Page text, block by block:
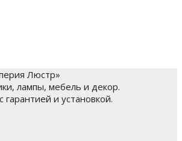
Люстр»
лампы, мебель и декор.
и установкой.